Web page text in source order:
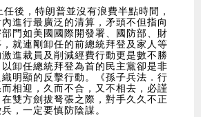
後，特朗普並沒有浪費半點時間，
進行最廣泛的清算，矛頭不但指向
門如美國國際開發署、國防部、財
就連剛卸任的前總統拜登及家人等
進裁員及削減經費行動更是數不勝
卸任總統拜登為首的民主黨卻是非
明顯的反擊行動。《孫子兵法．行
相迎，久而不合，又不相去，必謹
雙方劍拔弩張之際，對手久久不正
，一定要慎防陰謀。